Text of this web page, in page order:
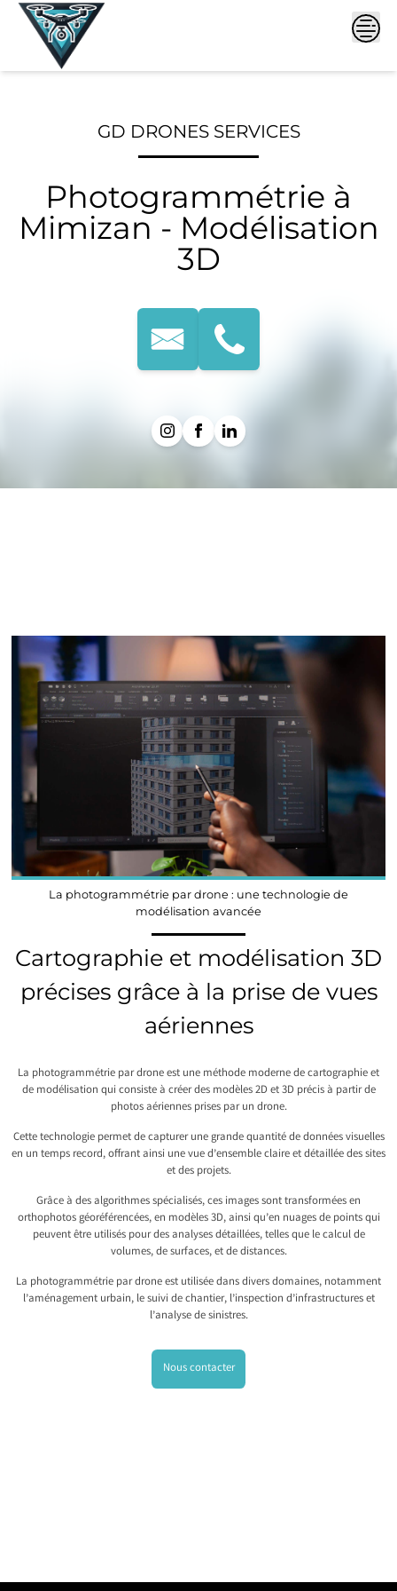
Skip
GD DRONES SERVICES
Photogrammétrie à
Mimizan - Modélisation
3D
La photogrammétrie par drone : une technologie de
modélisation avancée
Cartographie et modélisation 3D
précises grâce à la prise de vues
aériennes
La photogrammétrie par drone est une méthode moderne de cartographie et
de modélisation qui consiste à créer des modèles 2D et 3D précis à partir de
photos aériennes prises par un drone.
Cette technologie permet de capturer une grande quantité de données visuelles
en un temps record, offrant ainsi une vue d’ensemble claire et détaillée des sites
et des projets.
Grâce à des algorithmes spécialisés, ces images sont transformées en
orthophotos géoréférencées, en modèles 3D, ainsi qu’en nuages de points qui
peuvent être utilisés pour des analyses détaillées, telles que le calcul de
volumes, de surfaces, et de distances.
La photogrammétrie par drone est utilisée dans divers domaines, notamment
l’aménagement urbain, le suivi de chantier, l’inspection d’infrastructures et
l’analyse de sinistres.
Nous contacter